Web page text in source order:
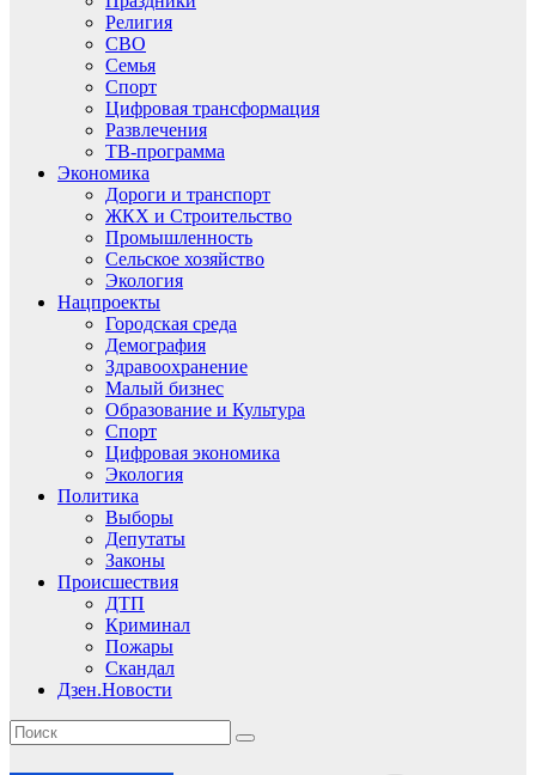
Религия
СВО
Семья
Спорт
Цифровая трансформация
Развлечения
ТВ-программа
Экономика
Дороги и транспорт
ЖКХ и Строительство
Промышленность
Сельское хозяйство
Экология
Нацпроекты
Городская среда
Демография
Здравоохранение
Малый бизнес
Образование и Культура
Спорт
Цифровая экономика
Экология
Политика
Выборы
Депутаты
Законы
Происшествия
ДТП
Криминал
Пожары
Скандал
Дзен.Новости